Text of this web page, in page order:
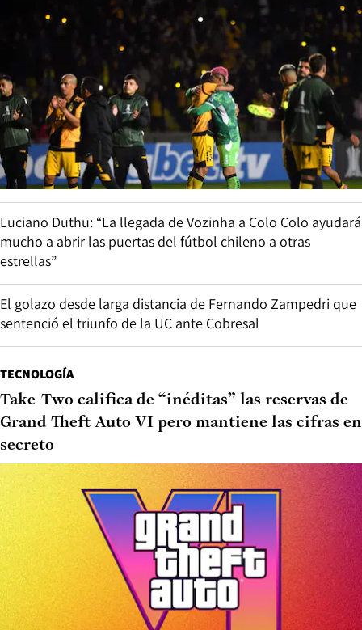
Luciano Duthu: “La llegada de Vozinha a Colo Colo ayudará
mucho a abrir las puertas del fútbol chileno a otras
estrellas”
El golazo desde larga distancia de Fernando Zampedri que
sentenció el triunfo de la UC ante Cobresal
TECNOLOGÍA
Take-Two califica de “inéditas” las reservas de
Grand Theft Auto VI pero mantiene las cifras en
secreto